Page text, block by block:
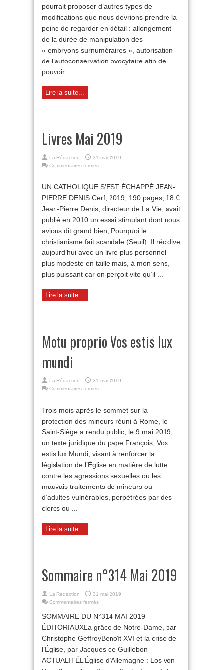
pourrait proposer d’autres types de
modifications que nous devrions prendre la
peine de regarder en détail : allongement
de la durée de manipulation des
« embryons surnuméraires », autorisation
de l’autoconservation ovocytaire afin de
pouvoir ...
Lire la suite...
Livres Mai 2019
La Rédaction
31 mai 2019
Commentaires ferméssur
2019
UN CATHOLIQUE S’EST ÉCHAPPÉ JEAN-
PIERRE DENIS Cerf, 2019, 190 pages, 18 €
Jean-Pierre Denis, directeur de La Vie, avait
publié en 2010 un essai stimulant dont nous
avions dit grand bien, Pourquoi le
christianisme fait scandale (Seuil). Il récidive
aujourd’hui avec un livre plus personnel,
plus modeste en taille mais, à mon sens,
plus puissant car on perçoit vite qu’il ...
Lire la suite...
Motu proprio Vos estis lux
mundi
La Rédaction
31 mai 2019
Commentaires ferméssur
Vos
estis
mundi
Trois mois après le sommet sur la
protection des mineurs réuni à Rome, le
Saint-Siège a rendu public, le 9 mai 2019,
un texte juridique du pape François, Vos
estis lux Mundi, visant à renforcer la
législation de l’Église en matière de lutte
contre les agressions sexuelles ou les
mauvais traitements de mineurs ou
d’adultes vulnérables, perpétrées par des
clercs ou ...
Lire la suite...
Sommaire n°314 Mai 2019
La Rédaction
31 mai 2019
Commentaires ferméssur
n°314
Mai
SOMMAIRE DU N°314 MAI 2019
ÉDITORIAUXLa grâce de Notre-Dame, par
Christophe GeffroyBenoît XVI et la crise de
l’Église, par Jacques de Guillebon
ACTUALITÉL’Église d’Allemagne : Los von